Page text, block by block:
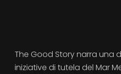
The Good Story narra una
iniziative di tutela del Mar